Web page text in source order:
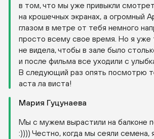
в том, что мы уже привыкли
на крошечных экранах, а огромный
глазом в метре от тебя немного
просто всему свое время. Но я уже
не видела, чтобы в зале было
и после фильма все уходили с
В следующий раз опять посмотрю
аста ла виста!
Мария Гуцунаева
Мы с мужем вырастили на балконе
:)))) Честно, когда мы сеяли семена,